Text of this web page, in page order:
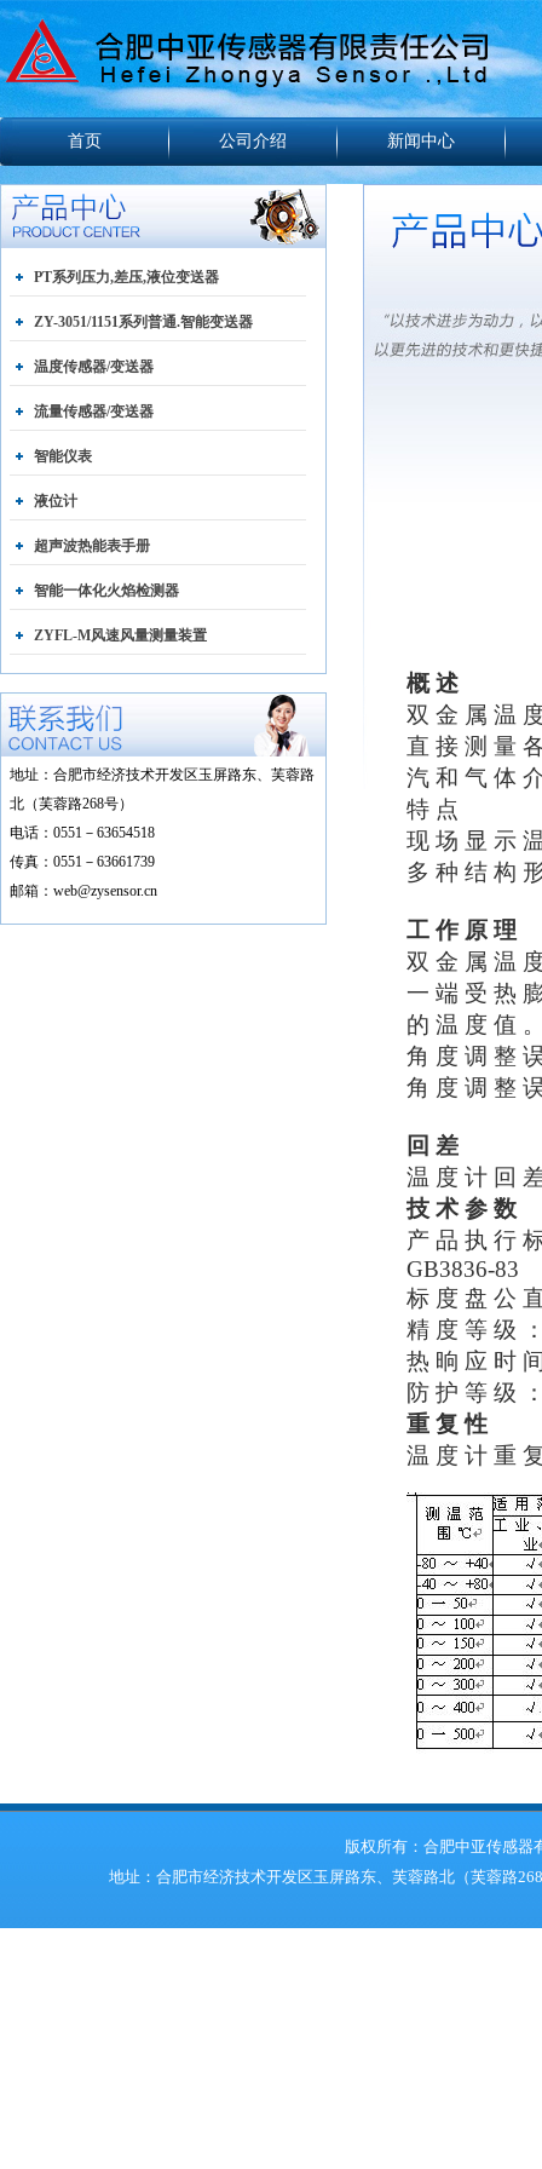
首页 公司介绍 新闻中心
PT系列压力,差压,液位变送器
ZY-3051/1151系列普通.智能变送器
温度传感器/变送器
流量传感器/变送器
智能仪表
液位计
超声波热能表手册
智能一体化火焰检测器
ZYFL-M风速风量测量装置
地址：合肥市经济技术开发区玉屏路东、芙蓉路
北（芙蓉路268号）
电话：0551－63654518
传真：0551－63661739
邮箱：web@zysensor.cn
概 述
双 金 属 温
直 接 测 量
汽 和 气 体
特 点
现 场 显 示
多 种 结 构
工 作 原 理
双 金 属 温
一 端 受 热
的 温 度 值
角 度 调 整
角 度 调 整
回 差
温 度 计 回
技 术 参 数
产 品 执 行
GB3836-83
标 度 盘 公
精 度 等 级
热 晌 应 时
防 护 等 级
重 复 性
温 度 计 重
版权所有：合肥中亚传感
地址：合肥市经济技术开发区玉屏路东、芙蓉路北（芙蓉路